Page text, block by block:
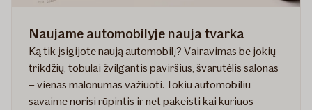
Naujame automobilyje nauja tvarka
Ką tik įsigijote naują automobilį? Vairavimas be jokių
trikdžių, tobulai žvilgantis paviršius, švarutėlis salonas
– vienas malonumas važiuoti. Tokiu automobiliu
savaime norisi rūpintis ir net pakeisti kai kuriuos